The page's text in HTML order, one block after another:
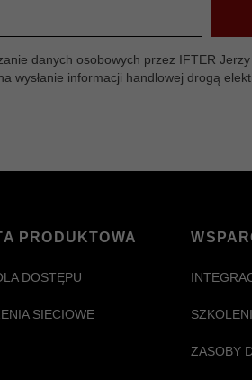
danych osobowych przez IFTER
wysłanie informacji handlowej drogą
PRODUKTOWA
DOSTĘPU
SIECIOWE
ZASOBY